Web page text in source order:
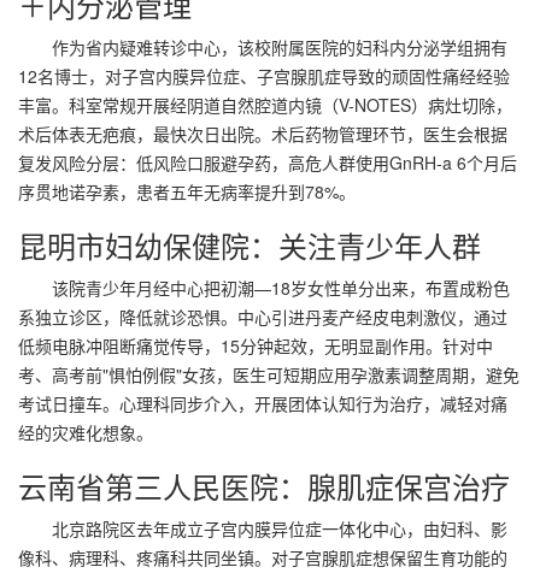
作为省内疑难转诊中心，该校附属医院的妇科内分泌学组拥有
12名博士，对子宫内膜异位症、子宫腺肌症导致的顽固性痛经经验
丰富。科室常规开展经阴道自然腔道内镜（V-NOTES）病灶切除，
术后体表无疤痕，最快次日出院。术后药物管理环节，医生会根据
复发风险分层：低风险口服避孕药，高危人群使用GnRH-a 6个月后
序贯地诺孕素，患者五年无病率提升到78%。
昆明市妇幼保健院：关注青少年人群
该院青少年月经中心把初潮—18岁女性单分出来，布置成粉色
系独立诊区，降低就诊恐惧。中心引进丹麦产经皮电刺激仪，通过
低频电脉冲阻断痛觉传导，15分钟起效，无明显副作用。针对中
考、高考前"惧怕例假"女孩，医生可短期应用孕激素调整周期，避免
考试日撞车。心理科同步介入，开展团体认知行为治疗，减轻对痛
经的灾难化想象。
云南省第三人民医院：腺肌症保宫治疗
北京路院区去年成立子宫内膜异位症一体化中心，由妇科、影
像科、病理科、疼痛科共同坐镇。对子宫腺肌症想保留生育功能的